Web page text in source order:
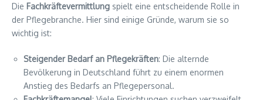
Die Fachkräftevermittlung spielt eine entscheidende Rolle in
der Pflegebranche. Hier sind einige Gründe, warum sie so
wichtig ist:
Steigender Bedarf an Pflegekräften: Die alternde
Bevölkerung in Deutschland führt zu einem enormen
Anstieg des Bedarfs an Pflegepersonal.